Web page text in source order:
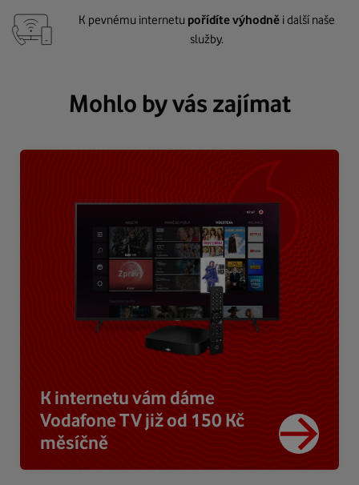
K pevnému internetu pořídíte výhodně i další naše
služby.
Mohlo by vás zajímat
K internetu vám dáme
Vodafone TV již od 150 Kč
měsíčně